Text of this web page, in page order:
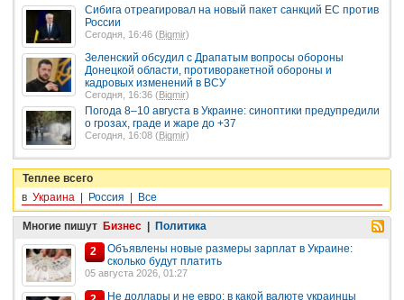
Сибига отреагировал на новый пакет санкций ЕС против
России
Сегодня, 16:46 (Bigmir)
Зеленский обсудил с Драпатым вопросы обороны
Донецкой области, противоракетной обороны и
кадровых изменений в ВСУ
Сегодня, 16:36 ( Bigmir)
Погода 8–10 августа в Украине: синоптики предупредили
о грозах, граде и жаре до +37
Сегодня, 16:08 ( Bigmir)
Теплее всего
в Украина | Россия | Все
Многие пишут Бизнес | Политика
2
Объявлены новые размеры зарплат в Украине:
сколько будут платить
05 августа 2026, 01:27
Не доллары и не евро: в какой валюте украинцы